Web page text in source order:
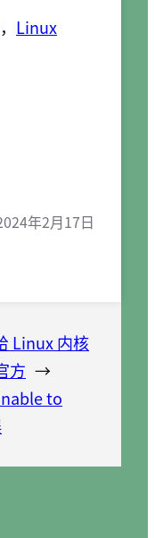
Linux
年2月17日
Linux 内核
方 →
to